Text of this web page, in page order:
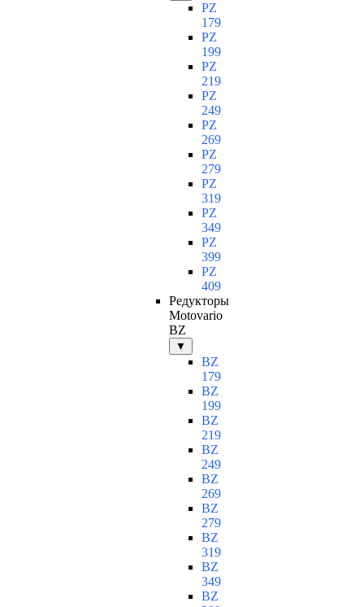
PZ
179
PZ
199
PZ
219
PZ
249
PZ
269
PZ
279
PZ
319
PZ
349
PZ
399
PZ
409
Редукторы
Motovario
BZ
▼
BZ
179
BZ
199
BZ
219
BZ
249
BZ
269
BZ
279
BZ
319
BZ
349
BZ